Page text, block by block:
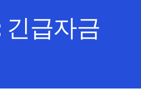
긴급자금